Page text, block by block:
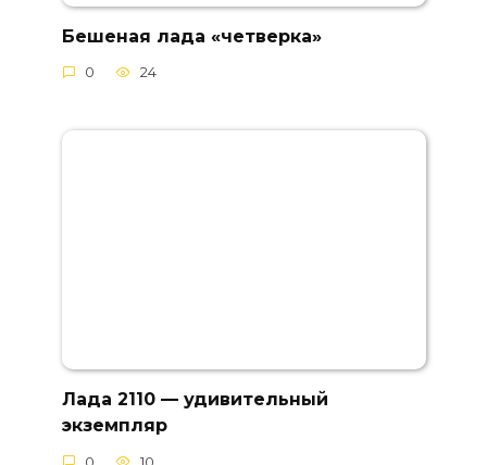
Бешеная лада «четверка»
0 24
Лада 2110 — удивительный
экземпляр